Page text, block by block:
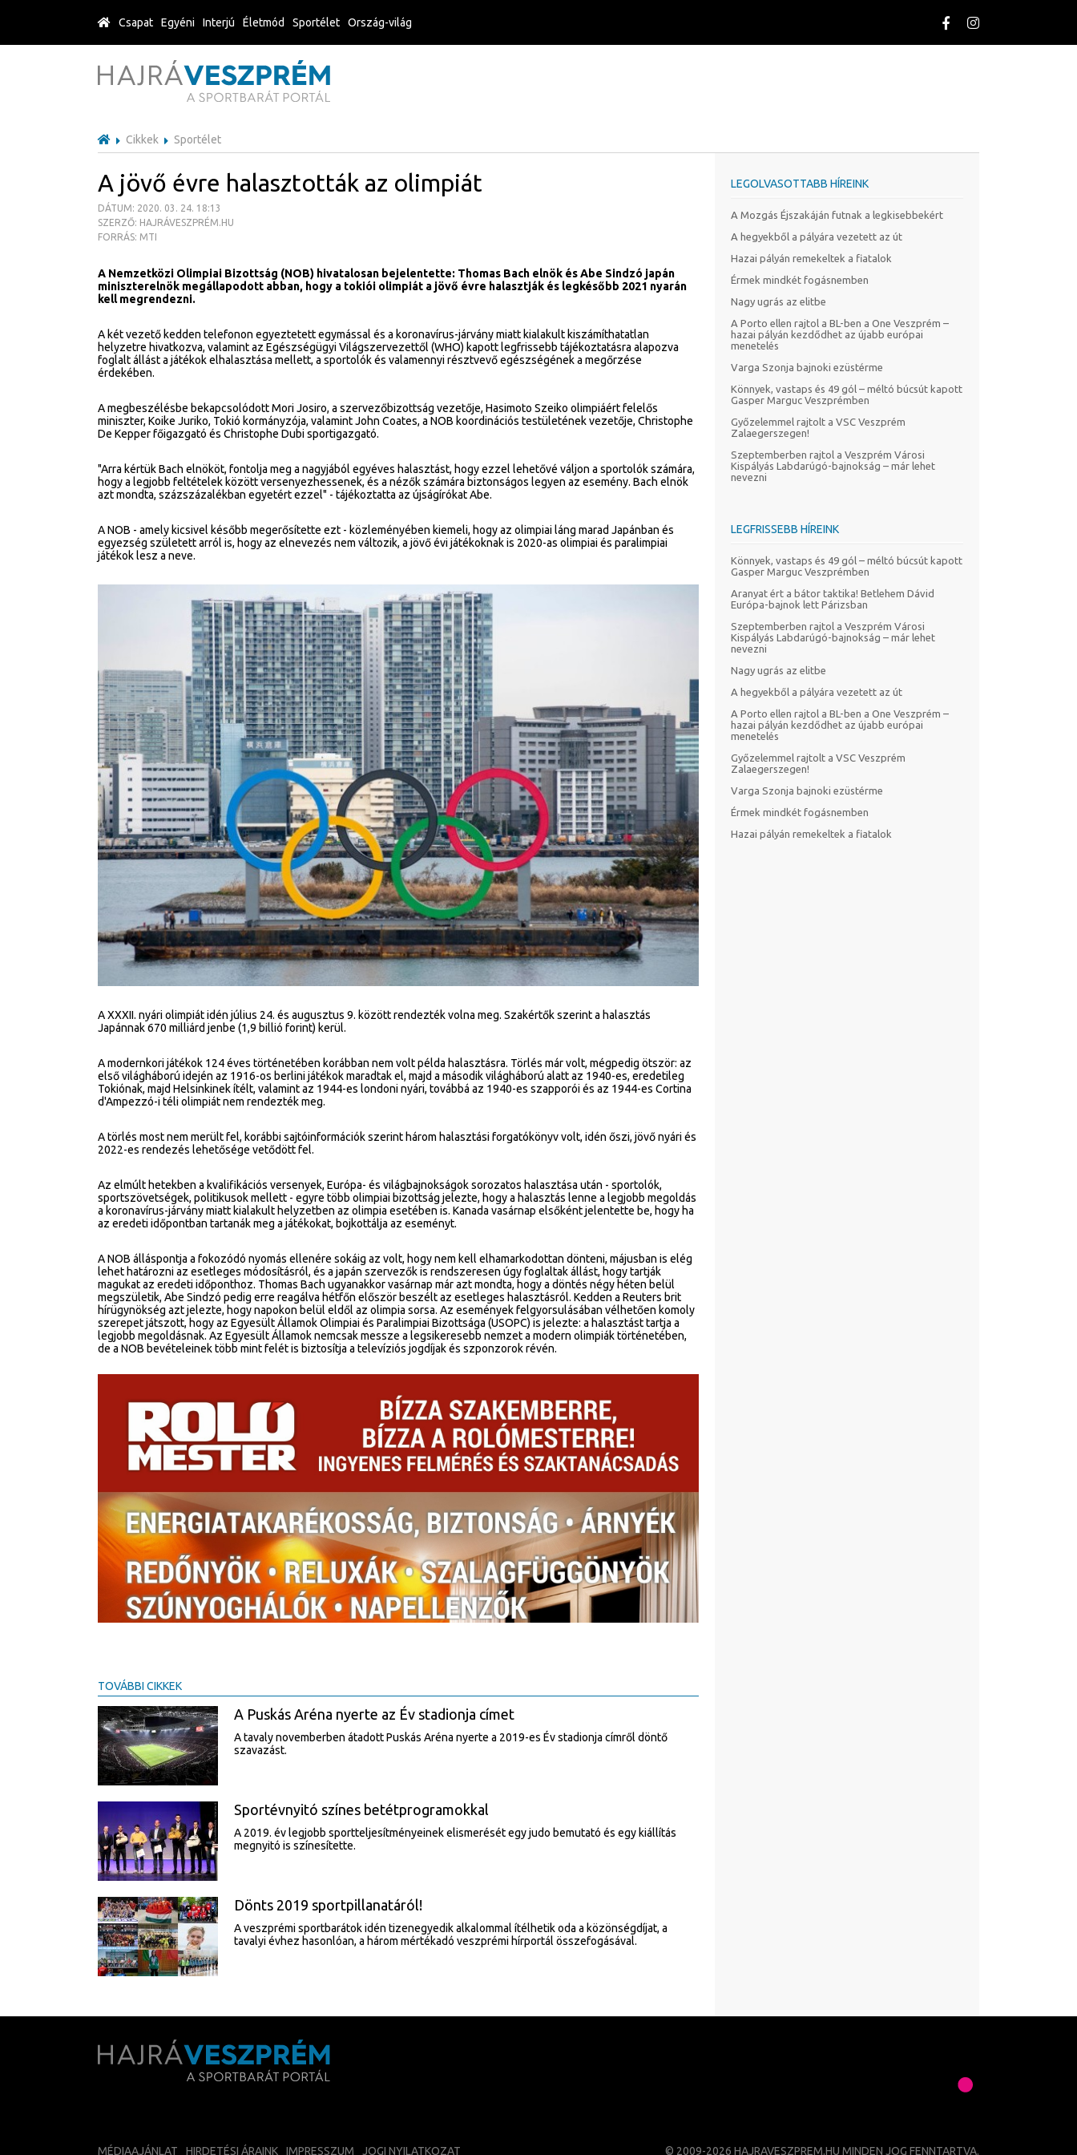
Cikkek Sportélet
A jövő évre halasztották az olimpiát
DÁTUM: 2020. 03. 24. 18:13
SZERZŐ: HAJRÁVESZPRÉM.HU
FORRÁS: MTI
A Nemzetközi Olimpiai Bizottság (NOB) hivatalosan bejelentette: Thomas Bach elnök és Abe Sindzó japán
miniszterelnök megállapodott abban, hogy a tokiói olimpiát a jövő évre halasztják és legkésőbb 2021 nyarán
kell megrendezni.
A két vezető kedden telefonon egyeztetett egymással és a koronavírus-járvány miatt kialakult kiszámíthatatlan
helyzetre hivatkozva, valamint az Egészségügyi Világszervezettől (WHO) kapott legfrissebb tájékoztatásra alapozva
foglalt állást a játékok elhalasztása mellett, a sportolók és valamennyi résztvevő egészségének a megőrzése
érdekében.
A megbeszélésbe bekapcsolódott Mori Josiro, a szervezőbizottság vezetője, Hasimoto Szeiko olimpiáért felelős
miniszter, Koike Juriko, Tokió kormányzója, valamint John Coates, a NOB koordinációs testületének vezetője, Christophe
De Kepper főigazgató és Christophe Dubi sportigazgató.
"Arra kértük Bach elnököt, fontolja meg a nagyjából egyéves halasztást, hogy ezzel lehetővé váljon a sportolók számára,
hogy a legjobb feltételek között versenyezhessenek, és a nézők számára biztonságos legyen az esemény. Bach elnök
azt mondta, százszázalékban egyetért ezzel" - tájékoztatta az újságírókat Abe.
A NOB - amely kicsivel később megerősítette ezt - közleményében kiemeli, hogy az olimpiai láng marad Japánban és
egyezség született arról is, hogy az elnevezés nem változik, a jövő évi játékoknak is 2020-as olimpiai és paralimpiai
játékok lesz a neve.
A XXXII. nyári olimpiát idén július 24. és augusztus 9. között rendezték volna meg. Szakértők szerint a halasztás
Japánnak 670 milliárd jenbe (1,9 billió forint) kerül.
A modernkori játékok 124 éves történetében korábban nem volt példa halasztásra. Törlés már volt, mégpedig ötször: az
első világháború idején az 1916-os berlini játékok maradtak el, majd a második világháború alatt az 1940-es, eredetileg
Tokiónak, majd Helsinkinek ítélt, valamint az 1944-es londoni nyári, továbbá az 1940-es szapporói és az 1944-es Cortina
d'Ampezzó-i téli olimpiát nem rendezték meg.
A törlés most nem merült fel, korábbi sajtóinformációk szerint három halasztási forgatókönyv volt, idén őszi, jövő nyári és
2022-es rendezés lehetősége vetődött fel.
Az elmúlt hetekben a kvalifikációs versenyek, Európa- és világbajnokságok sorozatos halasztása után - sportolók,
sportszövetségek, politikusok mellett - egyre több olimpiai bizottság jelezte, hogy a halasztás lenne a legjobb megoldás
a koronavírus-járvány miatt kialakult helyzetben az olimpia esetében is. Kanada vasárnap elsőként jelentette be, hogy ha
az eredeti időpontban tartanák meg a játékokat, bojkottálja az eseményt.
A NOB álláspontja a fokozódó nyomás ellenére sokáig az volt, hogy nem kell elhamarkodottan dönteni, májusban is elég
lehet határozni az esetleges módosításról, és a japán szervezők is rendszeresen úgy foglaltak állást, hogy tartják
magukat az eredeti időponthoz. Thomas Bach ugyanakkor vasárnap már azt mondta, hogy a döntés négy héten belül
megszületik, Abe Sindzó pedig erre reagálva hétfőn először beszélt az esetleges halasztásról. Kedden a Reuters brit
hírügynökség azt jelezte, hogy napokon belül eldől az olimpia sorsa. Az események felgyorsulásában vélhetően komoly
szerepet játszott, hogy az Egyesült Államok Olimpiai és Paralimpiai Bizottsága (USOPC) is jelezte: a halasztást tartja a
legjobb megoldásnak. Az Egyesült Államok nemcsak messze a legsikeresebb nemzet a modern olimpiák történetében,
de a NOB bevételeinek több mint felét is biztosítja a televíziós jogdíjak és szponzorok révén.
TOVÁBBI CIKKEK
A Puskás Aréna nyerte az Év stadionja címet
A tavaly novemberben átadott Puskás Aréna nyerte a 2019-es Év stadionja címről döntő
szavazást.
Sportévnyitó színes betétprogramokkal
A 2019. év legjobb sportteljesítményeinek elismerését egy judo bemutató és egy kiállítás
megnyitó is színesítette.
Dönts 2019 sportpillanatáról!
A veszprémi sportbarátok idén tizenegyedik alkalommal ítélhetik oda a közönségdíjat, a
tavalyi évhez hasonlóan, a három mértékadó veszprémi hírportál összefogásával.
LEGOLVASOTTABB HÍREINK
A Mozgás Éjszakáján futnak a legkisebbekért
A hegyekből a pályára vezetett az út
Hazai pályán remekeltek a fiatalok
Érmek mindkét fogásnemben
Nagy ugrás az elitbe
A Porto ellen rajtol a BL-ben a One Veszprém –
hazai pályán kezdődhet az újabb európai
menetelés
Varga Szonja bajnoki ezüstérme
Könnyek, vastaps és 49 gól – méltó búcsút kapott
Gasper Marguc Veszprémben
Győzelemmel rajtolt a VSC Veszprém
Zalaegerszegen!
Szeptemberben rajtol a Veszprém Városi
Kispályás Labdarúgó-bajnokság – már lehet
nevezni
LEGFRISSEBB HÍREINK
Könnyek, vastaps és 49 gól – méltó búcsút kapott
Gasper Marguc Veszprémben
Aranyat ért a bátor taktika! Betlehem Dávid
Európa-bajnok lett Párizsban
Szeptemberben rajtol a Veszprém Városi
Kispályás Labdarúgó-bajnokság – már lehet
nevezni
Nagy ugrás az elitbe
A hegyekből a pályára vezetett az út
A Porto ellen rajtol a BL-ben a One Veszprém –
hazai pályán kezdődhet az újabb európai
menetelés
Győzelemmel rajtolt a VSC Veszprém
Zalaegerszegen!
Varga Szonja bajnoki ezüstérme
Érmek mindkét fogásnemben
Hazai pályán remekeltek a fiatalok
MÉDIAAJÁNLAT HIRDETÉSI ÁRAINK IMPRESSZUM JOGI NYILATKOZAT © 2009-2026 HAJRAVESZPREM.HU MINDEN JOG FENNTARTVA.
Csapat Egyéni Interjú Életmód Sportélet Ország-világ